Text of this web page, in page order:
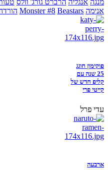
מנגה אנגליה הרברט גורג' וולס
אנימה
Monster #8 Beastars
פוקימון חוגג
25 שנה עם
קליפ חדש של
קייטי פרי
עדי פרל
ארבעה